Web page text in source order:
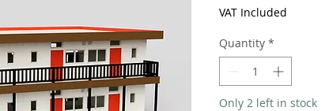
VAT Included
Quantity *
Only 2 left in stock